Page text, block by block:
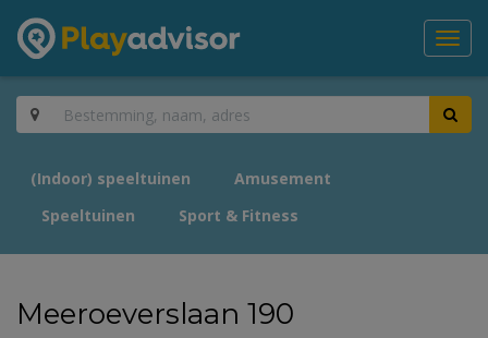
(Indoor) speeltuinen
Amusement
Speeltuinen
Sport & Fitness
Meeroeverslaan 190